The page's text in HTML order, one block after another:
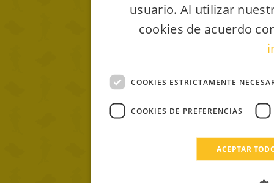
usuario. Al utilizar
cookies de acuerdo
COOKIES ESTRICTAMENTE
COOKIES DE PREFERENCIAS
ACEPTAR